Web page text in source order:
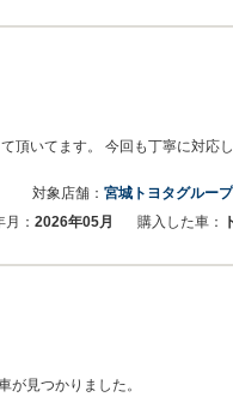
いてます。 今回も丁寧に対応し
対象店舗： 宮城トヨタグルー
： 2026年05月 購入した車：
見つかりました。